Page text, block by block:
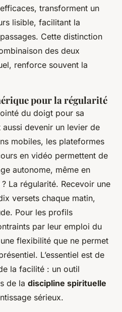
transforment un
lisible, facilitant la
Cette distinction
des deux
renforce souvent la
pour la régularité
du doigt pour sa
devenir un levier de
mobiles, les plateformes
en vidéo permettent de
autonome, même en
La régularité. Recevoir une
versets chaque matin,
Pour les profils
par leur emploi du
flexibilité que ne permet
L’essentiel est de
la facilité : un outil
de la discipline spirituelle
sérieux.